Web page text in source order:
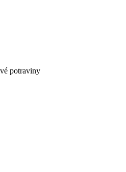
potraviny